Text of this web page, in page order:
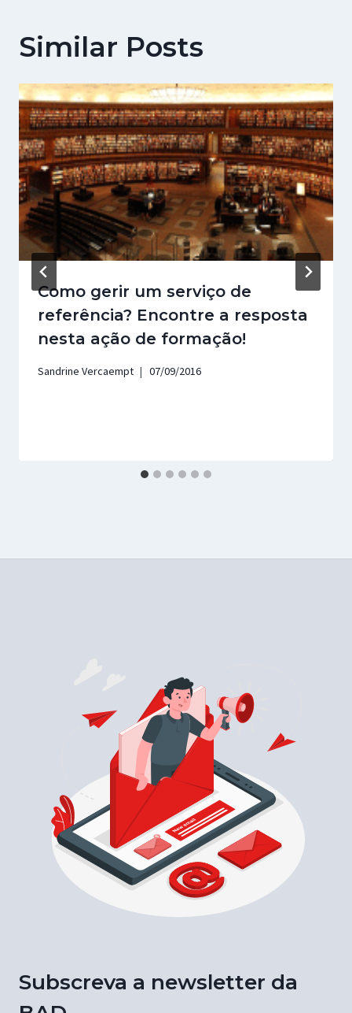
Similar Posts
Como gerir um serviço de
referência? Encontre a resposta
nesta ação de formação!
Sandrine Vercaempt 07/09/2016
Subscreva a newsletter da